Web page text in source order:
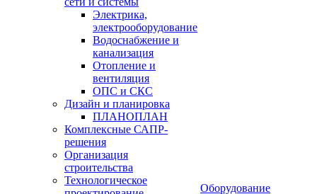
Электрика,
электрооборудование
Водоснабжение и
канализация
Отопление и
вентиляция
ОПС и СКС
Дизайн и планировка
ПЛАНОПЛАН
Комплексные САПР-
решения
Организация
строительства
Технологическое
Оборудование